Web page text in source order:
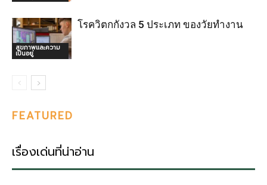
สุขภาพและความ
เป็นอยู่
โรควิตกกังวล 5 ประเภท ของวัยทำงาน
FEATURED
เรื่องเด่นที่น่าอ่าน